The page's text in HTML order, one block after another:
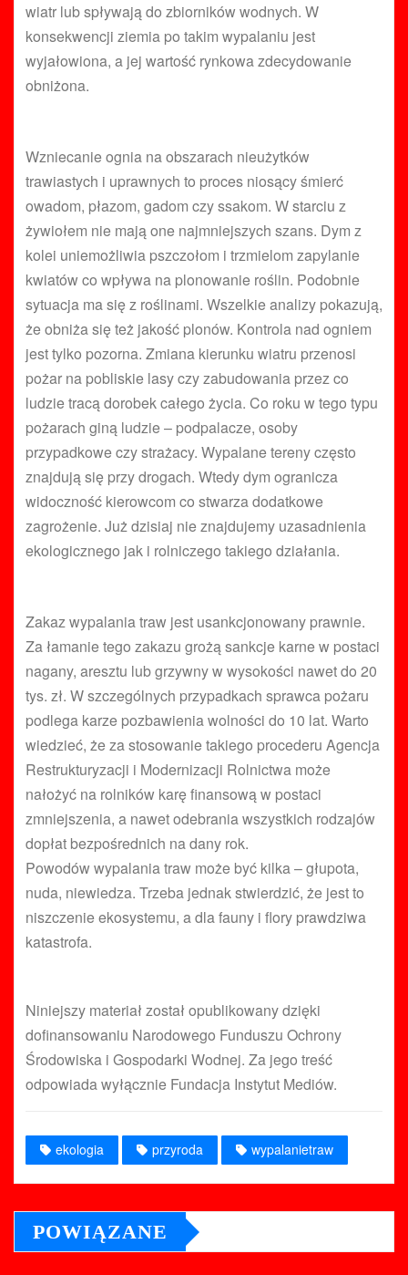
wiatr lub spływają do zbiorników wodnych. W
konsekwencji ziemia po takim wypalaniu jest
wyjałowiona, a jej wartość rynkowa zdecydowanie
obniżona.
Wzniecanie ognia na obszarach nieużytków
trawiastych i uprawnych to proces niosący śmierć
owadom, płazom, gadom czy ssakom. W starciu z
żywiołem nie mają one najmniejszych szans. Dym z
kolei uniemożliwia pszczołom i trzmielom zapylanie
kwiatów co wpływa na plonowanie roślin. Podobnie
sytuacja ma się z roślinami. Wszelkie analizy pokazują,
że obniża się też jakość plonów. Kontrola nad ogniem
jest tylko pozorna. Zmiana kierunku wiatru przenosi
pożar na pobliskie lasy czy zabudowania przez co
ludzie tracą dorobek całego życia. Co roku w tego typu
pożarach giną ludzie – podpalacze, osoby
przypadkowe czy strażacy. Wypalane tereny często
znajdują się przy drogach. Wtedy dym ogranicza
widoczność kierowcom co stwarza dodatkowe
zagrożenie. Już dzisiaj nie znajdujemy uzasadnienia
ekologicznego jak i rolniczego takiego działania.
Zakaz wypalania traw jest usankcjonowany prawnie.
Za łamanie tego zakazu grożą sankcje karne w postaci
nagany, aresztu lub grzywny w wysokości nawet do 20
tys. zł. W szczególnych przypadkach sprawca pożaru
podlega karze pozbawienia wolności do 10 lat. Warto
wiedzieć, że za stosowanie takiego procederu Agencja
Restrukturyzacji i Modernizacji Rolnictwa może
nałożyć na rolników karę finansową w postaci
zmniejszenia, a nawet odebrania wszystkich rodzajów
dopłat bezpośrednich na dany rok.
Powodów wypalania traw może być kilka – głupota,
nuda, niewiedza. Trzeba jednak stwierdzić, że jest to
niszczenie ekosystemu, a dla fauny i flory prawdziwa
katastrofa.
Niniejszy materiał został opublikowany dzięki
dofinansowaniu Narodowego Funduszu Ochrony
Środowiska i Gospodarki Wodnej. Za jego treść
odpowiada wyłącznie Fundacja Instytut Mediów.
ekologia przyroda wypalanietraw
POWIĄZANE